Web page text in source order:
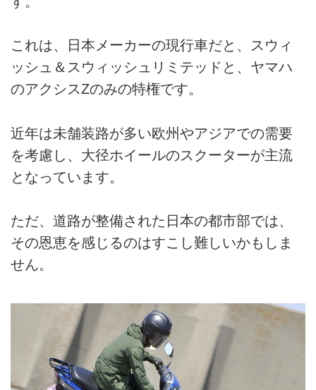
これは、日本メーカーの現行車だと、スウィ
ッシュ＆スウィッシュリミテッドと、ヤマハ
のアクシスZのみの特権です。
近年は未舗装路が多い欧州やアジアでの需要
を考慮し、大径ホイールのスクーターが主流
となっています。
ただ、道路が整備された日本の都市部では、
その恩恵を感じるのはすこし難しいかもしま
せん。